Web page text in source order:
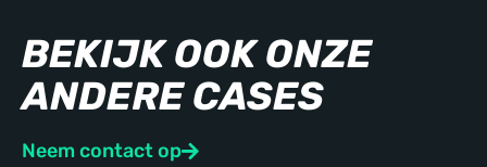
BEKIJK OOK ONZE
ANDERE CASES
Neem contact op